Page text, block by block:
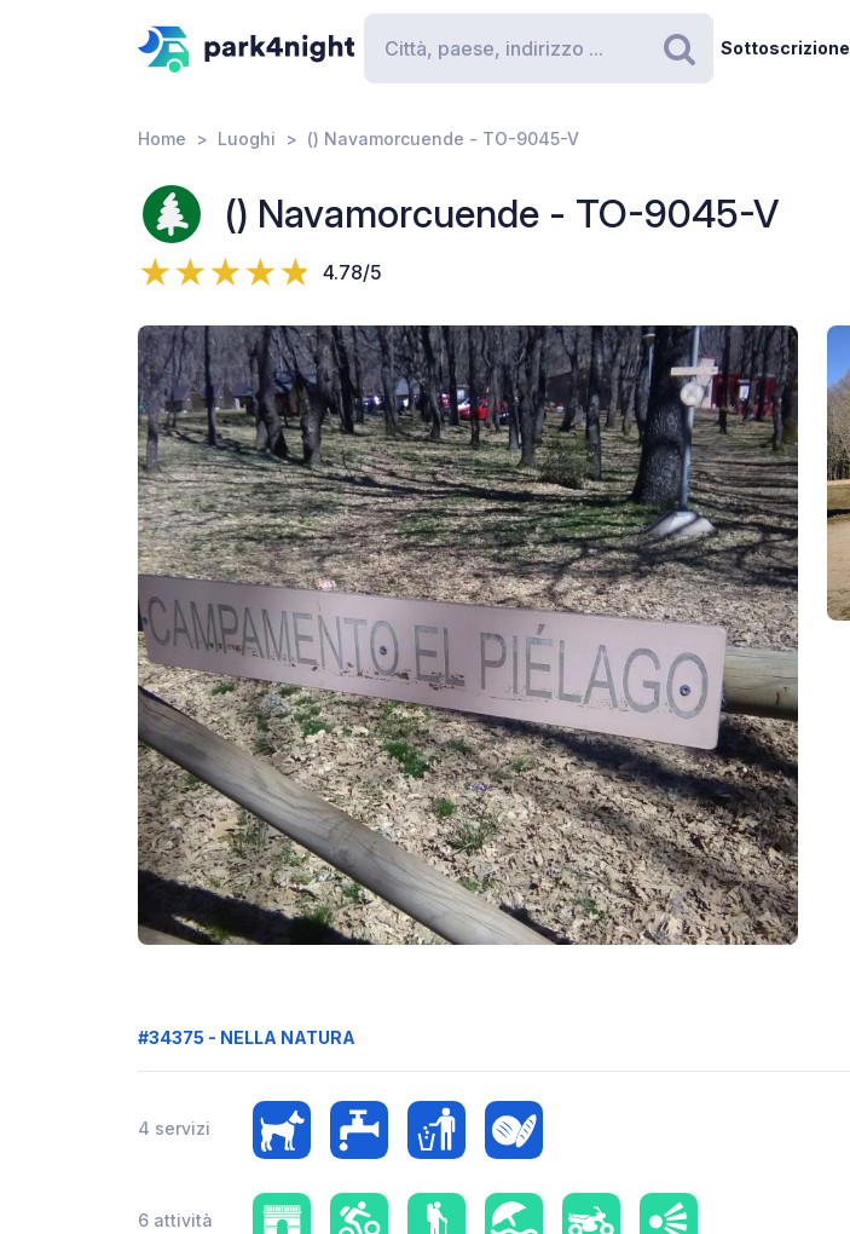
Ricerca
Sottoscrizione
Home Luoghi () Navamorcuende - TO-9045-V
() Navamorcuende - TO-9045-V
4.78/5
#34375 - NELLA NATURA
4 servizi
6 attività